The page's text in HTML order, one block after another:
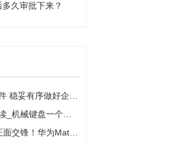
率
久审批下来？